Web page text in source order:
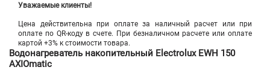
Уважаемые клиенты!
Цена действительна при оплате за наличный расчет или при
оплате по QR-коду в счете. При безналичном расчете или оплате
картой +3% к стоимости товара.
Водонагреватель накопительный Electrolux EWH 150
AXIOmatic